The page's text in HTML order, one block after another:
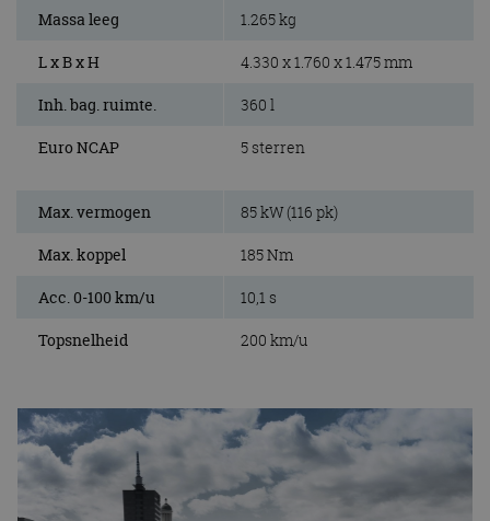
Massa leeg 1.265 kg
L x B x H 4.330 x 1.760 x 1.475 mm
Inh. bag. ruimte. 360 l
Euro NCAP 5 sterren
Max. vermogen 85 kW (116 pk)
Max. koppel 185 Nm
Acc. 0-100 km/u 10,1 s
Topsnelheid 200 km/u